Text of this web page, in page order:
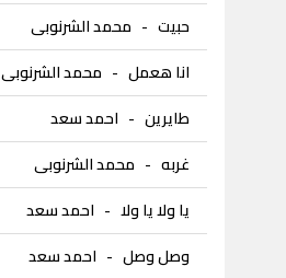
حبيت- محمد الشرنوبى
انا هعمل- محمد الشرنوبى
طايرين- احمد سعد
غربه- محمد الشرنوبى
يا ولا يا ولا- احمد سعد
وصل وصل- احمد سعد